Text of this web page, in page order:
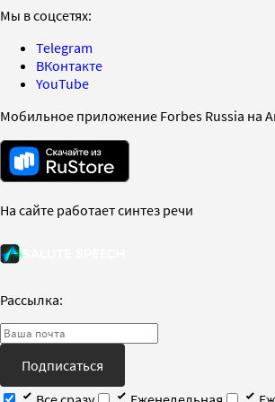
Мы в соцсетях:
Telegram
ВКонтакте
YouTube
Мобильное приложение Forbes Russia на
На сайте работает синтез речи
Рассылка:
Подписаться